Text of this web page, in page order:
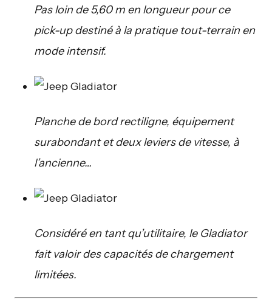
Pas loin de 5,60 m en longueur pour ce
pick-up destiné à la pratique tout-terrain en
mode intensif.
Planche de bord rectiligne, équipement
surabondant et deux leviers de vitesse, à
l’ancienne…
Considéré en tant qu’utilitaire, le Gladiator
fait valoir des capacités de chargement
limitées.